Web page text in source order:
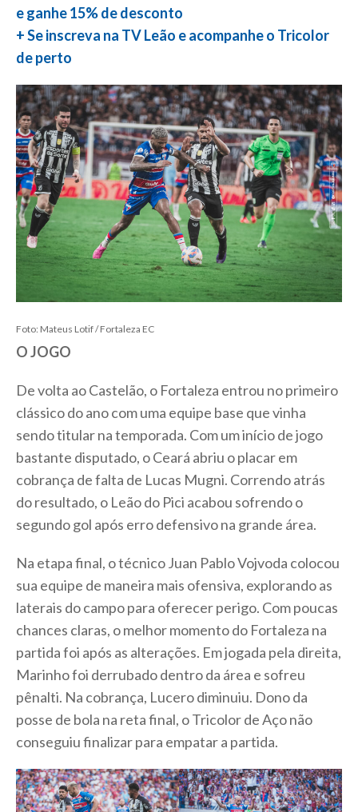
e ganhe 15% de desconto
+ Se inscreva na TV Leão e acompanhe o Tricolor
de perto
Foto: Mateus Lotif / Fortaleza EC
O JOGO
De volta ao Castelão, o Fortaleza entrou no primeiro
clássico do ano com uma equipe base que vinha
sendo titular na temporada. Com um início de jogo
bastante disputado, o Ceará abriu o placar em
cobrança de falta de Lucas Mugni. Correndo atrás
do resultado, o Leão do Pici acabou sofrendo o
segundo gol após erro defensivo na grande área.
Na etapa final, o técnico Juan Pablo Vojvoda colocou
sua equipe de maneira mais ofensiva, explorando as
laterais do campo para oferecer perigo. Com poucas
chances claras, o melhor momento do Fortaleza na
partida foi após as alterações. Em jogada pela direita,
Marinho foi derrubado dentro da área e sofreu
pênalti. Na cobrança, Lucero diminuiu. Dono da
posse de bola na reta final, o Tricolor de Aço não
conseguiu finalizar para empatar a partida.